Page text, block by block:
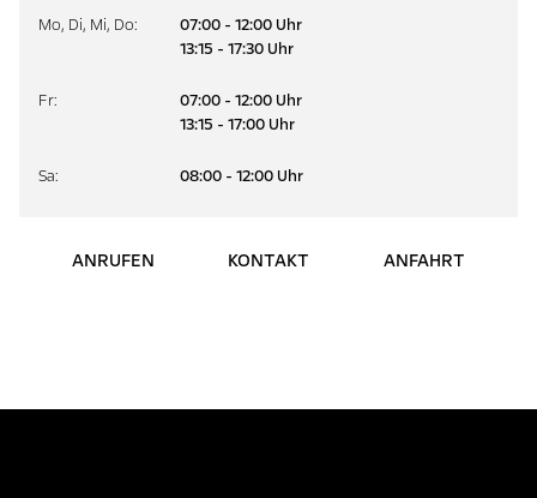
Mo, Di, Mi, Do:
07:00 - 12:00 Uhr
13:15 - 17:30 Uhr
Fr:
07:00 - 12:00 Uhr
13:15 - 17:00 Uhr
Sa: 08:00 - 12:00 Uhr
ANRUFEN KONTAKT ANFAHRT